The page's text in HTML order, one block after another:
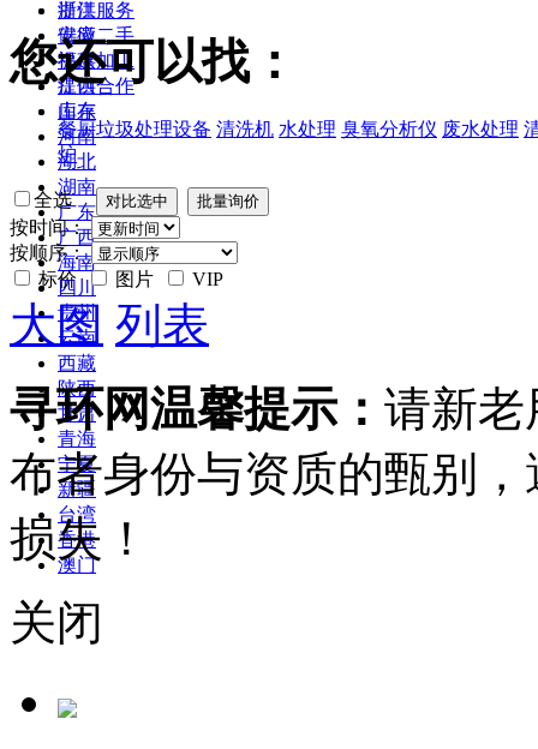
浙江
安徽
福建
江西
山东
河南
湖北
湖南
广东
广西
海南
四川
贵州
云南
西藏
陕西
甘肃
青海
宁夏
新疆
台湾
香港
澳门
提供服务
供应二手
提供加工
提供合作
库存
您还可以找：
餐厨垃圾处理设备 清洗机 水处理 臭氧分析仪 废水处理
炉
全选
按时间：
按顺序：
标价
图片 VIP
大图 列表
寻环网温馨提示： 请新老
布者身份与资质的甄别
损失！
关闭